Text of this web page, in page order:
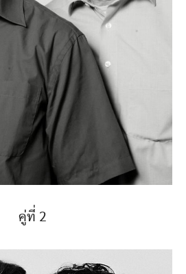
คู่ที่ 2